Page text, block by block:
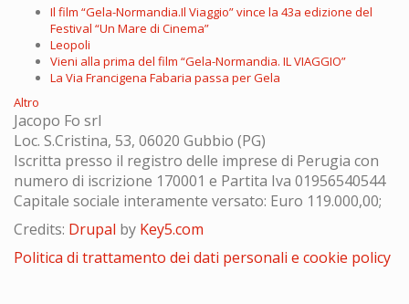
Il film “Gela-Normandia.Il Viaggio” vince la 43a edizione del
Festival “Un Mare di Cinema”
Leopoli
Vieni alla prima del film “Gela-Normandia. IL VIAGGIO”
La Via Francigena Fabaria passa per Gela
Altro
Jacopo Fo srl
Loc. S.Cristina, 53, 06020 Gubbio (PG)
Iscritta presso il registro delle imprese di Perugia con
numero di iscrizione 170001 e Partita Iva 01956540544
Capitale sociale interamente versato: Euro 119.000,00;
Credits: Drupal by Key5.com
Politica di trattamento dei dati personali e cookie policy